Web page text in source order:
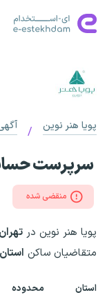
پویا هنر نوین /
سرپرست
منقضی شده
پویا هنر نوین در
متقاضیان ساکن
استان
محدوده